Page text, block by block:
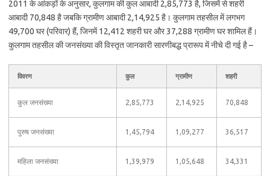
2011 के आंकड़ों के अनुसार, कुलगाम की कुल आबादी 2,85,773 है, जिसमें से शहरी
आबादी 70,848 है जबकि ग्रामीण आबादी 2,14,925 है। कुलगाम तहसील में लगभग
49,700 घर (परिवार) हैं, जिनमें 12,412 शहरी घर और 37,288 ग्रामीण घर शामिल हैं।
कुलगाम तहसील की जनसंख्या की विस्तृत जानकारी सारणीबद्ध प्रारूप में नीचे दी गई है –
विवरण कुल ग्रामीण शहरी
कुल जनसंख्या 2,85,773 2,14,925 70,848
पुरुष जनसंख्या 1,45,794 1,09,277 36,517
महिला जनसंख्या 1,39,979 1,05,648 34,331